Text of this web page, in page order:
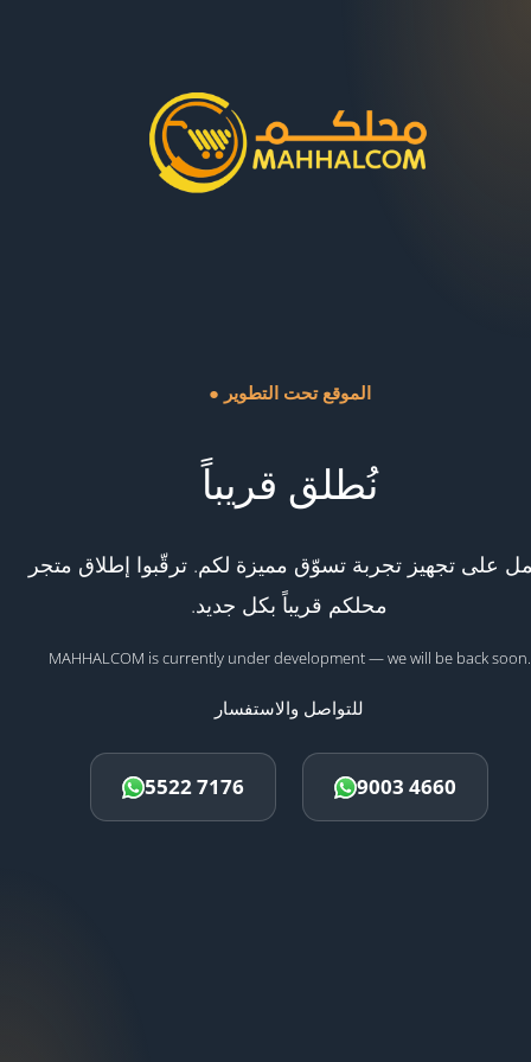
● الموقع تحت التطوير
نُطلق قريباً
على تجهيز تجربة تسوّق مميزة لكم. ترقّبوا إطلاق متجر
محلكم قريباً بكل جديد.
MAHHALCOM is currently under development — we will be back soon.
للتواصل والاستفسار
5522 7176 9003 4660